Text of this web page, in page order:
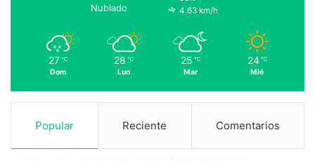
Nublado
4.63 km/h
27 ℃
Dom
28 ℃
Lun
25 ℃
Mar
24 ℃
Mié
Popular Reciente Comentarios